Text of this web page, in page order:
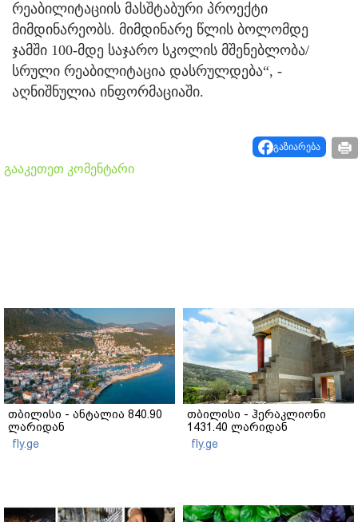
რეაბილიტაციის მასშტაბური პროექტი
მიმდინარეობს. მიმდინარე წლის ბოლომდე
ჯამში 100-მდე საჯარო სკოლის მშენებლობა/
სრული რეაბილიტაცია დასრულდება“, -
აღნიშნულია ინფორმაციაში.
გაზიარება
გააკეთეთ კომენტარი
თბილისი - ანტალია 840.90
ლარიდან
fly.ge
თბილისი - ჰერაკლიონი
1431.40 ლარიდან
fly.ge